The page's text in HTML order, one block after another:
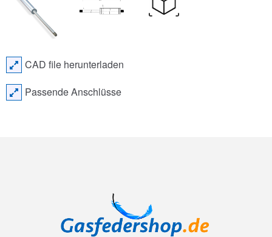
CAD file herunterladen
Passende Anschlüsse